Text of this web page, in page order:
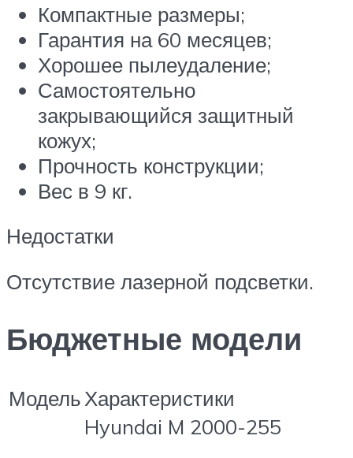
Компактные размеры;
Гарантия на 60 месяцев;
Хорошее пылеудаление;
Самостоятельно
закрывающийся защитный
кожух;
Прочность конструкции;
Вес в 9 кг.
Недостатки
Отсутствие лазерной подсветки.
Бюджетные модели
МодельХарактеристики
Hyundai M 2000-255